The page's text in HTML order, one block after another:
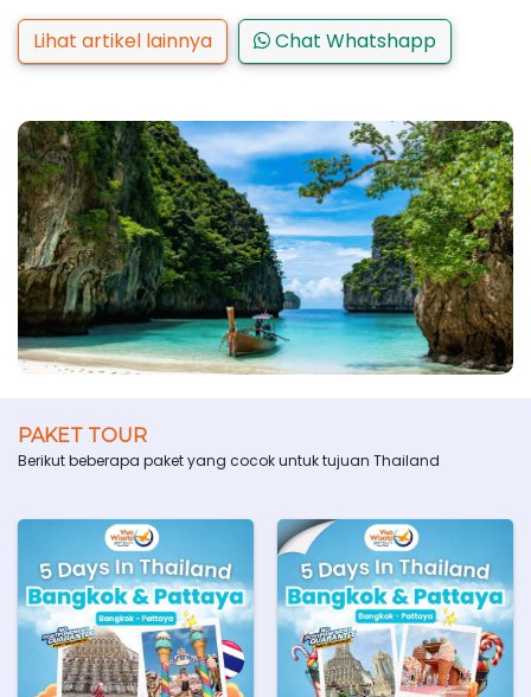
Lihat artikel lainnya Chat Whatshapp
PAKET TOUR
Berikut beberapa paket yang cocok untuk tujuan Thailand